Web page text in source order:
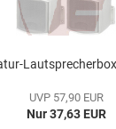
UVP 57,90 EUR
Nur 37,63 EUR